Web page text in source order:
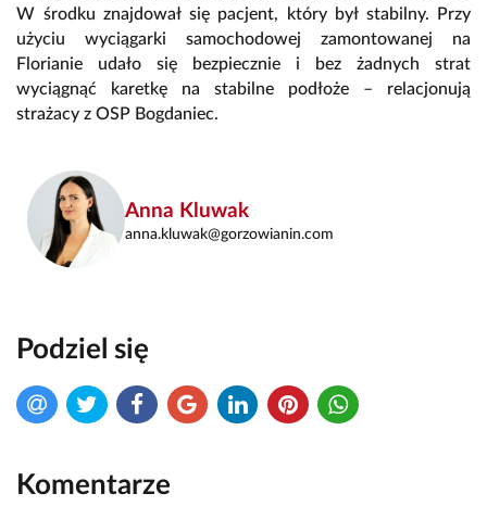
W środku znajdował się pacjent, który był stabilny. Przy
użyciu wyciągarki samochodowej zamontowanej na
Florianie udało się bezpiecznie i bez żadnych strat
wyciągnąć karetkę na stabilne podłoże – relacjonują
strażacy z OSP Bogdaniec.
Anna Kluwak
anna.kluwak@gorzowianin.com
Podziel się
Komentarze